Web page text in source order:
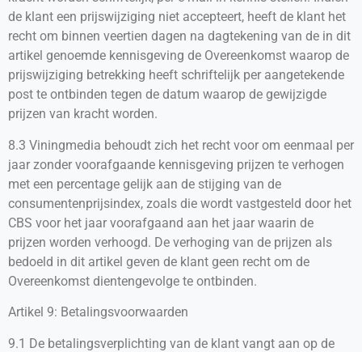
de klant een prijswijziging niet accepteert, heeft de klant het
recht om binnen veertien dagen na dagtekening van de in dit
artikel genoemde kennisgeving de Overeenkomst waarop de
prijswijziging betrekking heeft schriftelijk per aangetekende
post te ontbinden tegen de datum waarop de gewijzigde
prijzen van kracht worden.
8.3 Viningmedia behoudt zich het recht voor om eenmaal per
jaar zonder voorafgaande kennisgeving prijzen te verhogen
met een percentage gelijk aan de stijging van de
consumentenprijsindex, zoals die wordt vastgesteld door het
CBS voor het jaar voorafgaand aan het jaar waarin de
prijzen worden verhoogd. De verhoging van de prijzen als
bedoeld in dit artikel geven de klant geen recht om de
Overeenkomst dientengevolge te ontbinden.
Artikel 9: Betalingsvoorwaarden
9.1 De betalingsverplichting van de klant vangt aan op de